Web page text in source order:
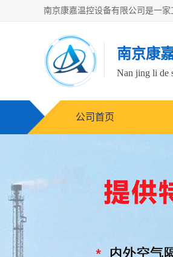
南京康
Nan jing li de
公司首页